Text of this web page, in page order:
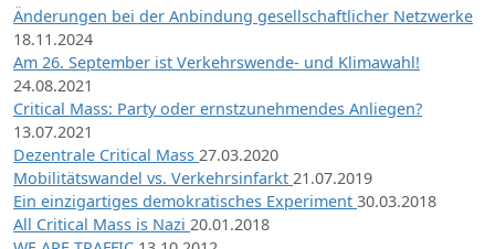
Änderungen bei der Anbindung gesellschaftlicher Netzwerke
18.11.2024
Am 26. September ist Verkehrswende- und Klimawahl!
24.08.2021
Critical Mass: Party oder ernstzunehmendes Anliegen?
13.07.2021
Dezentrale Critical Mass 27.03.2020
Mobilitätswandel vs. Verkehrsinfarkt 21.07.2019
Ein einzigartiges demokratisches Experiment 30.03.2018
All Critical Mass is Nazi 20.01.2018